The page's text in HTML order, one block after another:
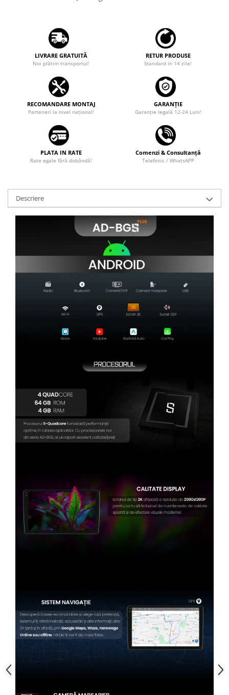
Camere marșarier auto
Camere marșarier universale
Camere Skoda
Camere Volkswagen
Camere Mercedes Benz
Camere BMW
Camere Opel
Camere Iveco
Camere Citroen
Camere Peugeot
Camere înregistrare trafic
Conectică Auto
Conectică Auto
Conectică Volkswagen
Conectică Mercedes Benz
Conectică Honda
Conectică Chevrolet
LIVRARE GRATUITĂ
Noi plătim transportul!
RETUR PRODUSE
Standard in 14 zile!
RECOMANDARE MONTAJ
Parteneri la nivel național!
GARANȚIE
Garanţie legală 12-24 Luni!
PLATA IN RATE
Rate egale fără dobândă!
Comenzi & Consultanță
Telefonic / WhatsAPP
Descriere